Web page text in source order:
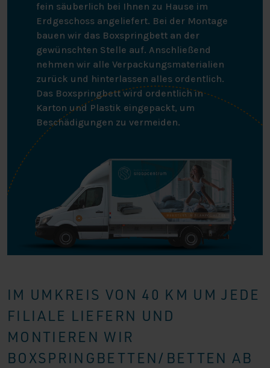
fein säuberlich bei Ihnen zu Hause im
Erdgeschoss angeliefert. Bei der Montage
bauen wir das Boxspringbett an der
gewünschten Stelle auf. Anschließend
nehmen wir alle Verpackungsmaterialien
zurück und hinterlassen alles ordentlich.
Das Boxspringbett wird ordentlich in
Karton und Plastik eingepackt, um
Beschädigungen zu vermeiden.
IM UMKREIS VON 40 KM UM JEDE
FILIALE LIEFERN UND
MONTIEREN WIR
BOXSPRINGBETTEN/BETTEN AB